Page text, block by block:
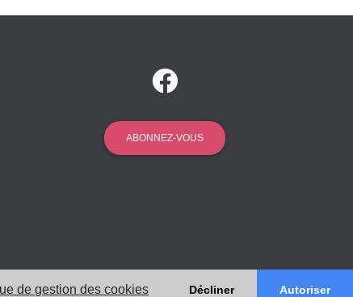
de gestion des cookies Décliner Autoriser
ABONNEZ-VOUS
Légales